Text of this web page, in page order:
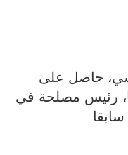
حاصل على
رئيس مصلحة في